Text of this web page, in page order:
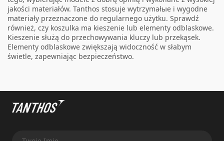
jakości materiałów. Tanthos stosuje wytrzymałые i wygodne
materiały przeznaczone do regularnego użytku. Sprawdź
również, czy koszulka ma kieszenie lub elementy odblaskowe.
Kieszenie służą do przechowywania kluczy lub przekąsek.
Elementy odblaskowe zwiększają widoczność w słabym
świetle, zapewniając bezpieczeństwo.